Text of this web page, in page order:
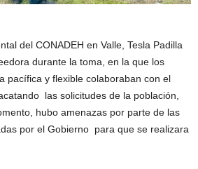
del CONADEH en Valle, Tesla Padilla
durante la toma, en la que los
pacífica y flexible colaboraban con el
las solicitudes de la población,
hubo amenazas por parte de las
por el Gobierno para que se realizara